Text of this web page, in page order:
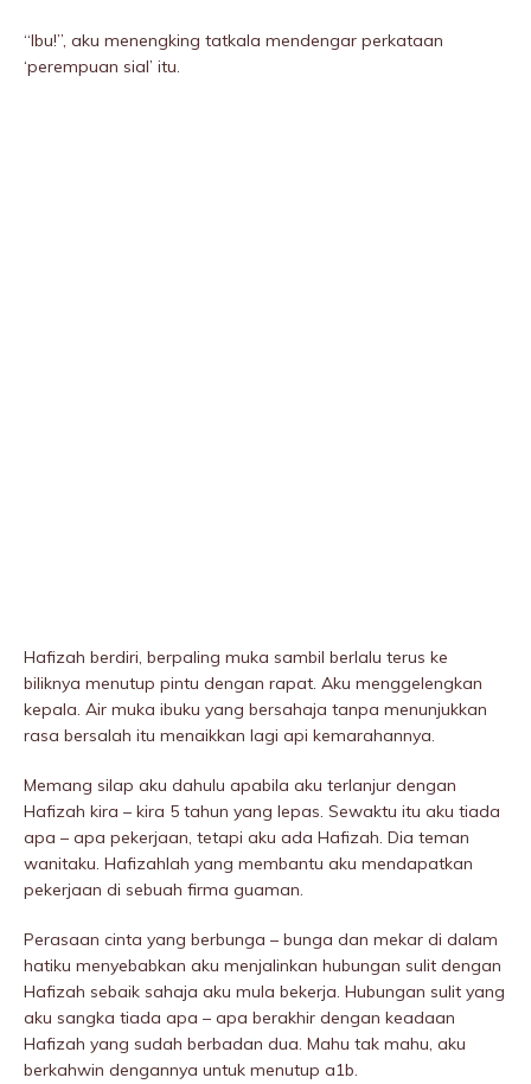
“Ibu!”, aku menengking tatkala mendengar perkataan
‘perempuan siaI’ itu.
Hafizah berdiri, berpaling muka sambil berlalu terus ke
biliknya menutup pintu dengan rapat. Aku menggelengkan
kepala. Air muka ibuku yang bersahaja tanpa menunjukkan
rasa bersalah itu menaikkan lagi api kemarahannya.
Memang silap aku dahulu apabila aku terIanjur dengan
Hafizah kira – kira 5 tahun yang lepas. Sewaktu itu aku tiada
apa – apa pekerjaan, tetapi aku ada Hafizah. Dia teman
wanitaku. Hafizahlah yang membantu aku mendapatkan
pekerjaan di sebuah firma guaman.
Perasaan cinta yang berbunga – bunga dan mekar di dalam
hatiku menyebabkan aku menjaIinkan hubungan suIit dengan
Hafizah sebaik sahaja aku mula bekerja. Hubungan suIit yang
aku sangka tiada apa – apa berakhir dengan keadaan
Hafizah yang sudah berbadan dua. Mahu tak mahu, aku
berkahwin dengannya untuk menutup a1b.